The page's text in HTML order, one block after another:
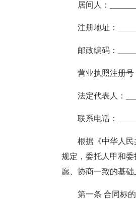
居间人：
注册地址：
邮政编码：
营业执照注册号
法定代表人：
联系电话：
根据《中华人
规定，委托人甲和
愿、协商一致的基础
第一条 合同标的